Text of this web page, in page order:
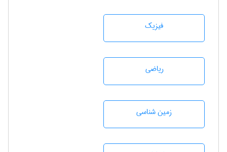
فیزیک
رياضی
زمين شناسی